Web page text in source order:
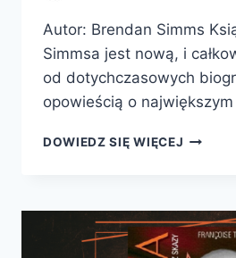
Autor: Brendan Simms
Simmsa jest nową, i
od dotychczasowych
opowieścią o
DOWIEDZ SIĘ WIĘCEJ HITLER